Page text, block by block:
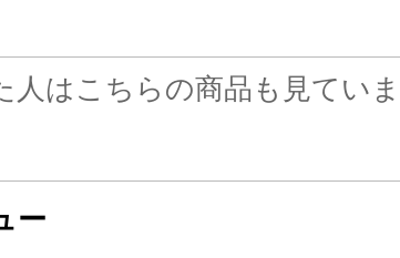
人はこちらの商品も見てい
ー